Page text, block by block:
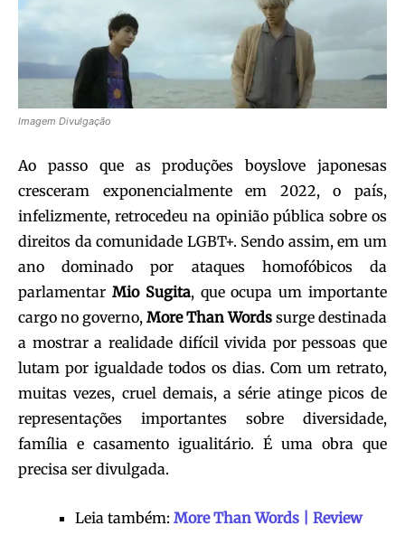
Imagem Divulgação
Ao passo que as produções boyslove japonesas
cresceram exponencialmente em 2022, o país,
infelizmente, retrocedeu na opinião pública sobre os
direitos da comunidade LGBT+. Sendo assim, em um
ano dominado por ataques homofóbicos da
parlamentar Mio Sugita, que ocupa um importante
cargo no governo, More Than Words surge destinada
a mostrar a realidade difícil vivida por pessoas que
lutam por igualdade todos os dias. Com um retrato,
muitas vezes, cruel demais, a série atinge picos de
representações importantes sobre diversidade,
família e casamento igualitário. É uma obra que
precisa ser divulgada.
Leia também: More Than Words | Review